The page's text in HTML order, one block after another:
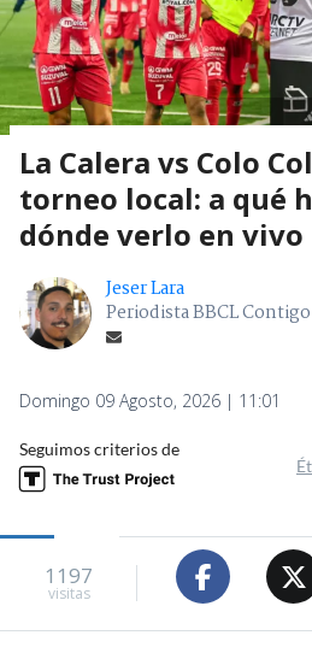
La Calera vs Colo
torneo local: a qué
dónde verlo en vivo
Jeser Lara
Periodista BBCL Contigo
Domingo 09 Agosto, 2026 | 11:01
Seguimos criterios de
1197
visitas